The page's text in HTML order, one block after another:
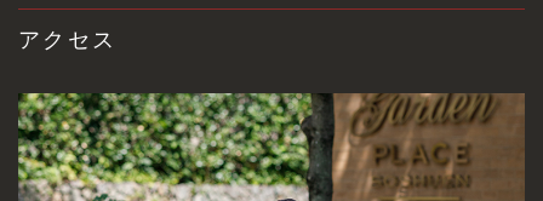
アクセス